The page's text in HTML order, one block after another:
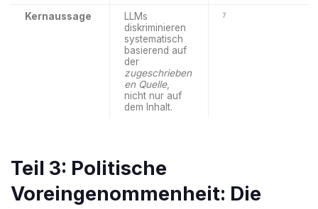
Kernaussage
LLMs
diskriminieren
systematisch
basierend auf
der
zugeschrieben
en Quelle,
nicht nur auf
dem Inhalt.
7
Teil 3: Politische
Voreingenommenheit: Die